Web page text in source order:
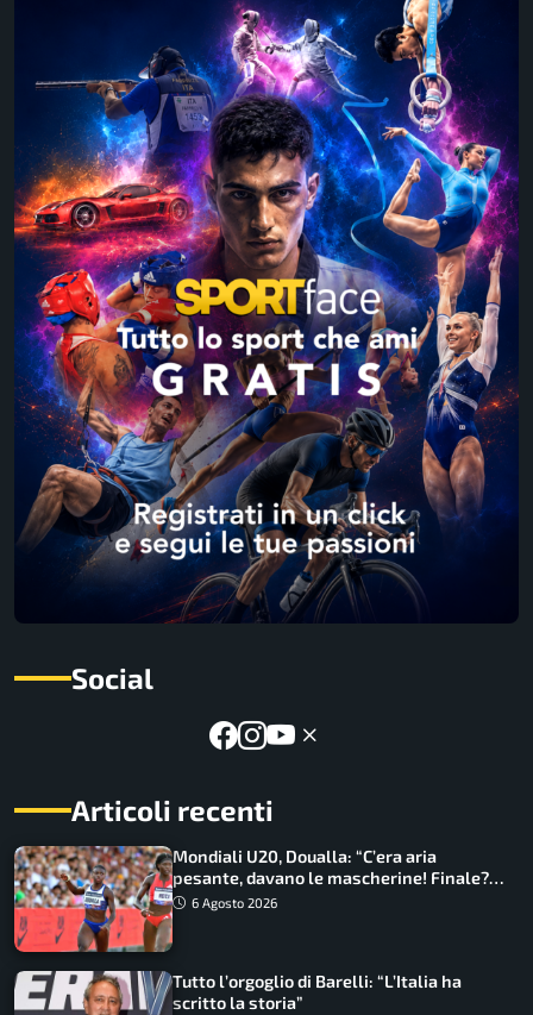
Social
Articoli recenti
Mondiali U20, Doualla: “C’era aria
pesante, davano le mascherine! Finale?
Non ho nulla da perdere”
6 Agosto 2026
Tutto l’orgoglio di Barelli: “L’Italia ha
scritto la storia”